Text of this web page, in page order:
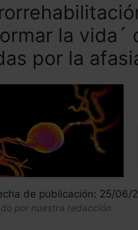
la vida´
por la
de publicación: 25/06/
por nuestra redacción